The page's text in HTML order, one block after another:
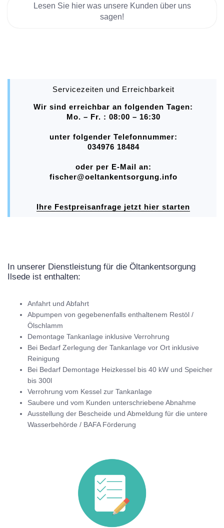
Lesen Sie hier was unsere Kunden über uns
sagen!
Servicezeiten und Erreichbarkeit
Wir sind erreichbar an folgenden Tagen:
Mo. – Fr. : 08:00 – 16:30
unter folgender Telefonnummer:
034976 18484
oder per E-Mail an:
fischer@oeltankentsorgung.info
Ihre Festpreisanfrage jetzt hier starten
In unserer Dienstleistung für die Öltankentsorgung
Ilsede ist enthalten:
Anfahrt und Abfahrt
Abpumpen von gegebenenfalls enthaltenem Restöl /
Ölschlamm
Demontage Tankanlage inklusive Verrohrung
Bei Bedarf Zerlegung der Tankanlage vor Ort inklusive
Reinigung
Bei Bedarf Demontage Heizkessel bis 40 kW und Speicher
bis 300l
Verrohrung vom Kessel zur Tankanlage
Saubere und vom Kunden unterschriebene Abnahme
Ausstellung der Bescheide und Abmeldung für die untere
Wasserbehörde / BAFA Förderung